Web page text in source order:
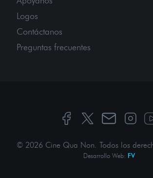
Logos
Contáctanos
Preguntas frecuentes
© 2026 Cine Qua Non. Todos los
Desarrollo Web: FV